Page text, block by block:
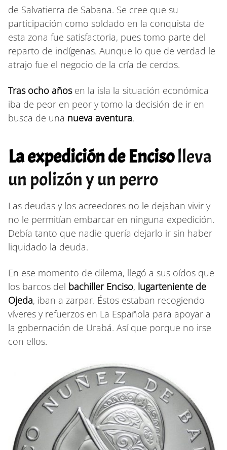
de Salvatierra de Sabana. Se cree que su
participación como soldado en la conquista de
esta zona fue satisfactoria, pues tomo parte del
reparto de indígenas. Aunque lo que de verdad le
atrajo fue el negocio de la cría de cerdos.
Tras ocho añosen la isla la situación económica
iba de peor en peor y tomo la decisión de ir en
busca de una nueva aventura.
La expedición de Encisolleva
un polizón y un perro
Las deudas y los acreedores no le dejaban vivir y
no le permitían embarcar en ninguna expedición.
Debía tanto que nadie quería dejarlo ir sin haber
liquidado la deuda.
En ese momento de dilema, llegó a sus oídos que
los barcos del bachiller Enciso, lugarteniente de
Ojeda, iban a zarpar. Éstos estaban recogiendo
víveres y refuerzos en La Española para apoyar a
la gobernación de Urabá. Así que porque no irse
con ellos.